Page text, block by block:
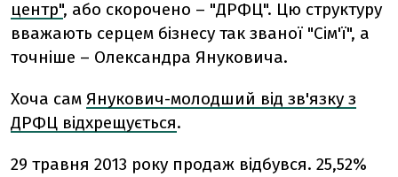
центр", або скорочено – "ДРФЦ". Цю структуру
вважають серцем бізнесу так званої "Сім'ї", а
точніше – Олександра Януковича.
Хоча сам Янукович-молодший від зв'язку з
ДРФЦ відхрещується.
29 травня 2013 року продаж відбувся. 25,52%